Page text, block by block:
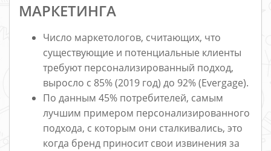
МАРКЕТИНГА
Число маркетологов, считающих, что
существующие и потенциальные клиенты
требуют персонализированный подход,
выросло с 85% (2019 год) до 92% (Evergage).
По данным 45% потребителей, самым
лучшим примером персонализированного
подхода, с которым они сталкивались, это
когда бренд приносит свои извинения за